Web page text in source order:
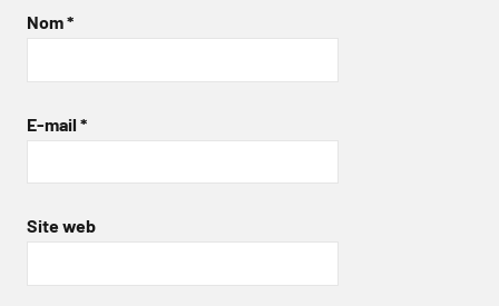
Nom*
E-mail *
Site web